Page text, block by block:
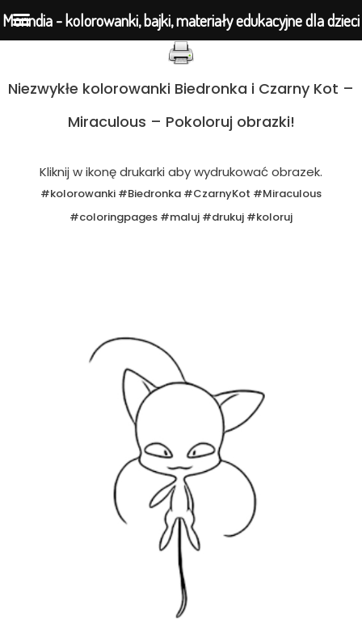
Przejdź
Niezwykłe kolorowanki Biedronka i Czarny Kot –
Miraculous – Pokoloruj obrazki!
Kliknij w ikonę drukarki aby wydrukować obrazek.
#kolorowanki #Biedronka #CzarnyKot #Miraculous
#coloringpages #maluj #drukuj #koloruj
Morindia - kolorowanki, bajki, materiały edukacyjne dla dzieci